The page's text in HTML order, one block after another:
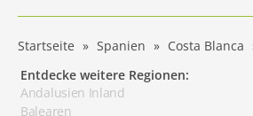
Startseite Spanien Costa Blanca
Entdecke weitere Regionen:
Andalusien Inland
Balearen